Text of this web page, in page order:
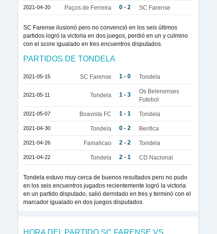
2021-04-20 Paços de Ferreira 0 - 2 SC Farense
SC Farense ilusionó pero no convenció en los seis últimos
partidos logró la victoria en dos juegos, perdió en un y culmino
con el score igualado en tres encuentros disputados.
PARTIDOS DE TONDELA
2021-05-15 SC Farense 1 - 0 Tondela
2021-05-11 Tondela 1 - 3
Os Belenenses
Futebol
2021-05-07 Boavista FC 1 - 1 Tondela
2021-04-30 Tondela 0 - 2 Benfica
2021-04-26 Famalicao 2 - 2 Tondela
2021-04-22 Tondela 2 - 1 CD Nacional
Tondela estuvo muy cerca de buenos resultados pero no pudo
en los seis encuentros jugados recientemente logró la victoria
en un partido disputado, salió derrotado en tres y terminó con el
marcador igualado en dos juegos disputados.
HORA DEL PARTIDO SC FARENSE VS